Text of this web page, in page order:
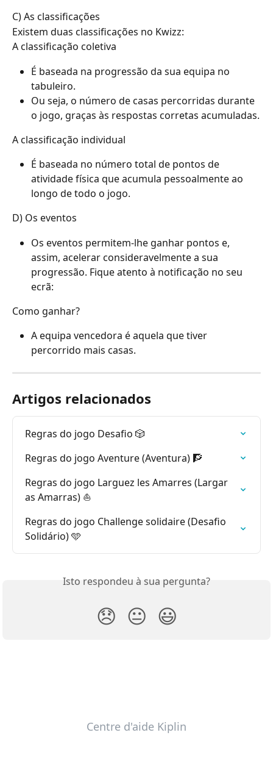
C) As classificações
Existem duas classificações no Kwizz:
A classificação coletiva
É baseada na progressão da sua equipa no
tabuleiro.
Ou seja, o número de casas percorridas durante
o jogo, graças às respostas corretas acumuladas.
A classificação individual
É baseada no número total de pontos de
atividade física que acumula pessoalmente ao
longo de todo o jogo.
D) Os eventos
Os eventos permitem-lhe ganhar pontos e,
assim, acelerar consideravelmente a sua
progressão. Fique atento à notificação no seu
ecrã:
Como ganhar?
A equipa vencedora é aquela que tiver
percorrido mais casas.
Artigos relacionados
Regras do jogo Desafio 🎲
Regras do jogo Aventure (Aventura) 🧗
Regras do jogo Larguez les Amarres (Largar
as Amarras) ⛵
Regras do jogo Challenge solidaire (Desafio
Solidário) 🩵
Isto respondeu à sua pergunta?
😞 😐 😃
Centre d'aide Kiplin